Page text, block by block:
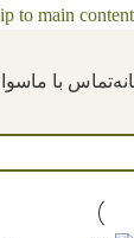
to main content
تماس با ما